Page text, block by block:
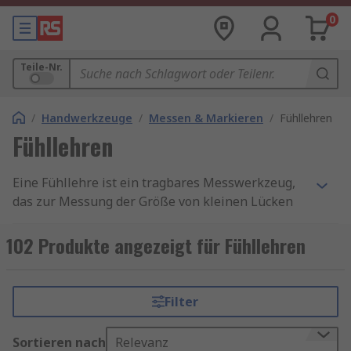
0
Teile-Nr.
/ Handwerkzeuge / Messen & Markieren / Fühllehren
Fühllehren
Eine Fühllehre ist ein tragbares Messwerkzeug,
das zur Messung der Größe von kleinen Lücken
sehr nah beieinander befinden. Das Werkzeug
verfügt über eine Reihe von klappbaren
genannt), die auf eine bestimmte Dicke
bearbeitet werden. Sie sind in der Regel aus
gehärtetem Werkzeugstahl oder rostfreiem Stahl
102 Produkte angezeigt für Fühllehren
Filter
Sortieren nach Relevanz